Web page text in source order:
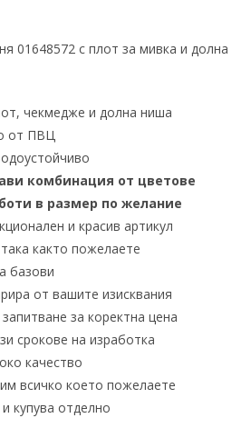
01648572 с плот за мивка и долна
чекмедже и долна ниша
от ПВЦ
комбинация от цветове
в размер по желание
и красив артикул
както пожелаете
базови
от вашите изисквания
за коректна цена
срокове на изработка
качество
всичко което пожелаете
купува отделно